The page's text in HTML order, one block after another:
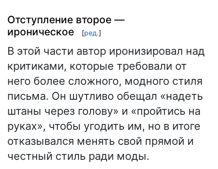
Отступление второе —
ироническое
[ред.]
В этой части автор иронизировал над
критиками, которые требовали от
него более сложного, модного стиля
письма. Он шутливо обещал «надеть
штаны через голову» и «пройтись на
руках», чтобы угодить им, но в итоге
отказывался менять свой прямой и
честный стиль ради моды.